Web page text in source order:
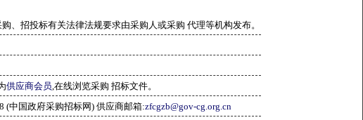
、招投标有关法律法规要求由采购人或采购 代理等机构发布。
供应商会员,在线浏览采购 招标文件。
(中国政府采购招标网) 供应商邮箱:zfcgzb@gov-cg.org.cn